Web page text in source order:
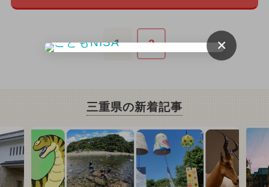
1 2
三重県の新着記事
×